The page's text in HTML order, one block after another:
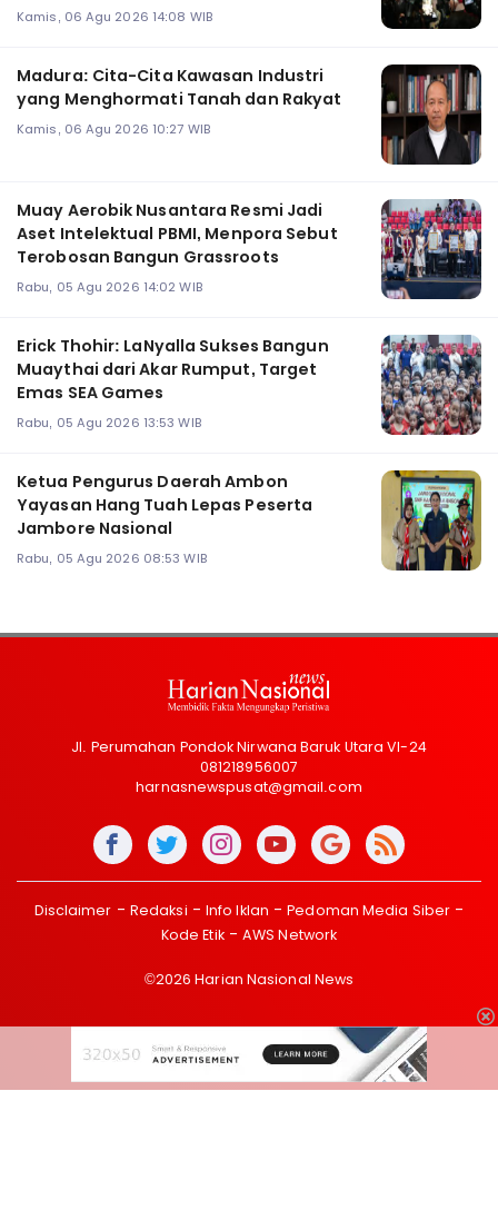
Kamis, 06 Agu 2026 14:08 WIB
Madura: Cita-Cita Kawasan Industri
yang Menghormati Tanah dan Rakyat
Kamis, 06 Agu 2026 10:27 WIB
Muay Aerobik Nusantara Resmi Jadi
Aset Intelektual PBMI, Menpora Sebut
Terobosan Bangun Grassroots
Rabu, 05 Agu 2026 14:02 WIB
Erick Thohir: LaNyalla Sukses Bangun
Muaythai dari Akar Rumput, Target
Emas SEA Games
Rabu, 05 Agu 2026 13:53 WIB
Ketua Pengurus Daerah Ambon
Yayasan Hang Tuah Lepas Peserta
Jambore Nasional
Rabu, 05 Agu 2026 08:53 WIB
Jl. Perumahan Pondok Nirwana Baruk Utara VI-24
081218956007
harnasnewspusat@gmail.com
Disclaimer Redaksi Info Iklan
Pedoman Media Siber
Kode Etik
AWS Network
©2026 Harian Nasional News